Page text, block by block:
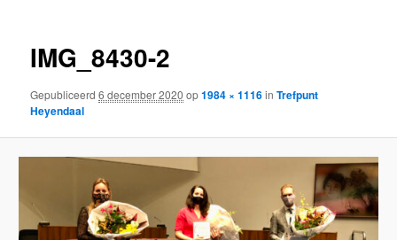
IMG_8430-2
Gepubliceerd6 december 2020 op1984 × 1116inTrefpunt
Heyendaal